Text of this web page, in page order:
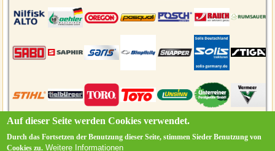
Auf dieser Seite werden Cookies verwendet.
Durch das Fortsetzen der Benutzung dieser Seite, stimmen Sieder Benutzung von
Cookies zu. Weitere Informationen